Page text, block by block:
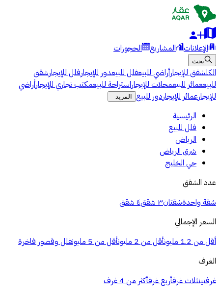
الإعلانات المشاريع الحجوزات
بحث
الكلشقق للإيجارأراضي للبيعفلل للبيعدور للإيجارفلل للإيجارشقق
للبيععمائر للبيعمحلات للإيجاراستراحة للبيعمكتب تجاري للإيجارأراضي
للإيجارعمائر للإيجاردور للبيع المزيد
الرئيسية
فلل للبيع
الرياض
شرق الرياض
حي الخليج
عدد الشقق
شقة واحدةشقتان٣ شقق
٤ شقق
السعر الإجمالي
أقل من 1.2 مليون
أقل من 2 مليون أقل من 5 مليون
فلل وقصور فاخرة
الغرف
غرفتينثلاث غرفأربع غرفأكثر من 4 غرف